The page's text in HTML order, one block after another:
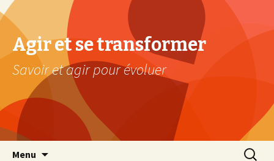
Agir et se transformer
Savoir et agir pour évoluer
Menu